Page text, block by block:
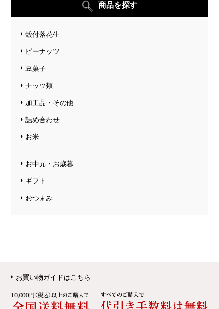
商品を探す
殻付落花生
ピーナッツ
豆菓子
ナッツ類
加工品・その他
詰め合わせ
お米
お中元・お歳暮
ギフト
おつまみ
お買い物ガイドはこちら